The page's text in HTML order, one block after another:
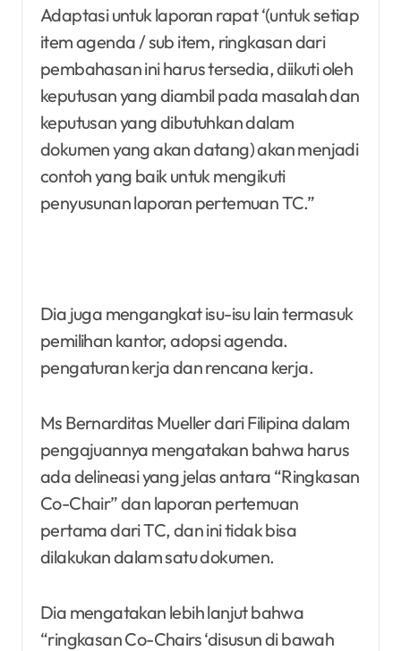
Adaptasi untuk laporan rapat ‘(untuk setiap
item agenda / sub item, ringkasan dari
pembahasan ini harus tersedia, diikuti oleh
keputusan yang diambil pada masalah dan
keputusan yang dibutuhkan dalam
dokumen yang akan datang) akan menjadi
contoh yang baik untuk mengikuti
penyusunan laporan pertemuan TC.”
Dia juga mengangkat isu-isu lain termasuk
pemilihan kantor, adopsi agenda.
pengaturan kerja dan rencana kerja.
Ms Bernarditas Mueller dari Filipina dalam
pengajuannya mengatakan bahwa harus
ada delineasi yang jelas antara “Ringkasan
Co-Chair” dan laporan pertemuan
pertama dari TC, dan ini tidak bisa
dilakukan dalam satu dokumen.
Dia mengatakan lebih lanjut bahwa
“ringkasan Co-Chairs ‘disusun di bawah